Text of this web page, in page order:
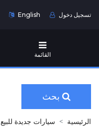
English تسجيل دخول
القائمة
بحث
الرئيسية سيارات جديدة للبيع